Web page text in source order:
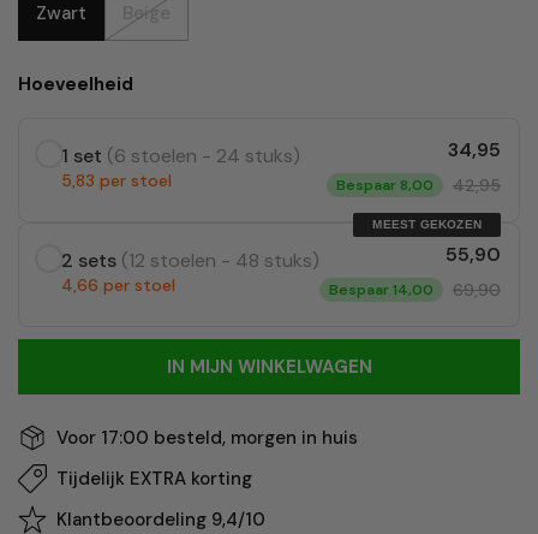
Zwart Beige
Hoeveelheid
1 set (6 stoelen - 24 stuks)
5,83 per stoel
34,95
Bespaar 8,00 42,95
MEEST GEKOZEN
2 sets (12 stoelen - 48 stuks)
4,66 per stoel
55,90
Bespaar 14,00 69,90
IN MIJN WINKELWAGEN
Voor 17:00 besteld, morgen in huis
Tijdelijk EXTRA korting
Klantbeoordeling 9,4/10